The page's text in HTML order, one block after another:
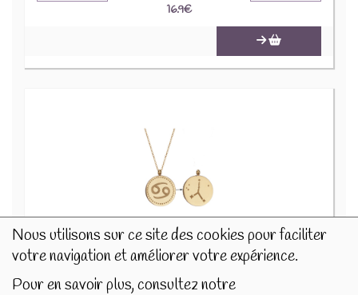
Nous utilisons sur ce site des cookies pour faciliter
votre navigation et améliorer votre expérience.
Pour en savoir plus, consultez notre
16.9€
Collier Signe astrologique Cancer 75419